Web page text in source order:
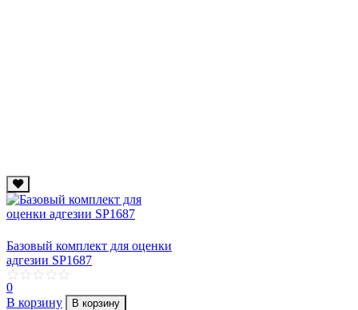
Базовый комплект для оценки
адгезии SP1687
0
В корзину
В корзину